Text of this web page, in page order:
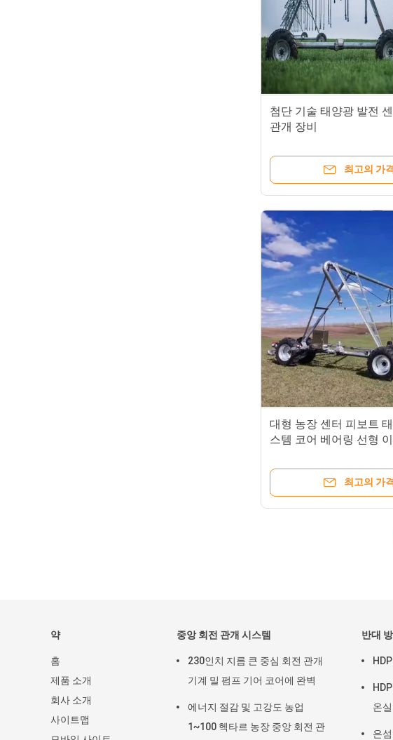
첨단 기술 태양광 발전
관개 장비
최고의 가격
대형 농장 센터 피보트
스템 코어 베어링 선형
최고의 가격
약
홈
제품 소개
회사 소개
사이트맵
중앙 회전 관개 시스템
230인치 지름 큰 중심 회전 관개
기계 밀 펌프 기어 코어에 완벽
에너지 절감 및 고강도 농업
1~100 헥타르 농장 중앙 회전 관
반대
온
은